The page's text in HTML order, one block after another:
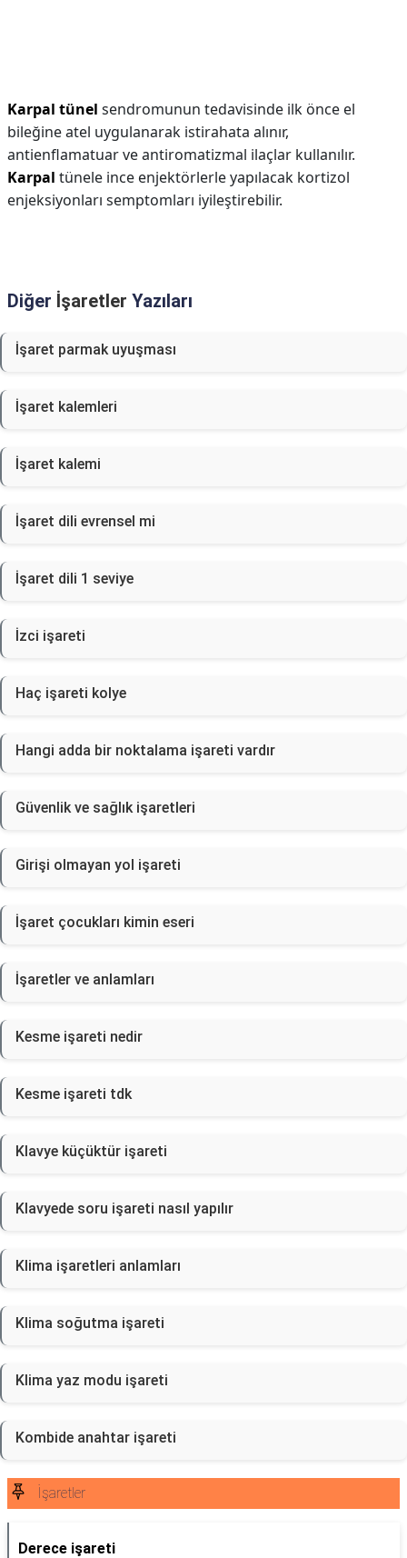
Karpal tünel sendromunun tedavisinde ilk önce el
bileğine atel uygulanarak istirahata alınır,
antienflamatuar ve antiromatizmal ilaçlar kullanılır.
Karpal tünele ince enjektörlerle yapılacak kortizol
enjeksiyonları semptomları iyileştirebilir.
Diğer İşaretler Yazıları
İşaret parmak uyuşması
İşaret kalemleri
İşaret kalemi
İşaret dili evrensel mi
İşaret dili 1 seviye
İzci işareti
Haç işareti kolye
Hangi adda bir noktalama işareti vardır
Güvenlik ve sağlık işaretleri
Girişi olmayan yol işareti
İşaret çocukları kimin eseri
İşaretler ve anlamları
Kesme işareti nedir
Kesme işareti tdk
Klavye küçüktür işareti
Klavyede soru işareti nasıl yapılır
Klima işaretleri anlamları
Klima soğutma işareti
Klima yaz modu işareti
Kombide anahtar işareti
İşaretler
Derece işareti